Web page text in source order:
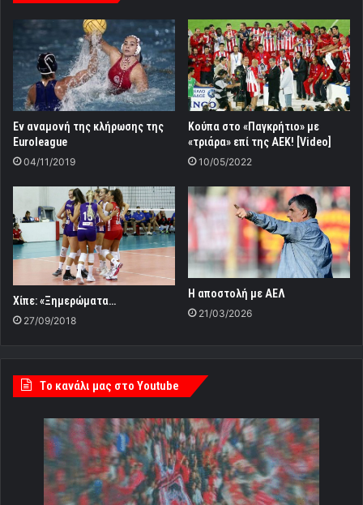
Εν αναμονή της κλήρωσης της
Euroleague
04/11/2019
Κούπα στο «Παγκρήτιο» με
«τριάρα» επί της ΑΕΚ! [Video]
10/05/2022
Χίπε: «Ξημερώματα…
27/09/2018
Η αποστολή με ΑΕΛ
21/03/2026
Tο κανάλι μας στο Youtube